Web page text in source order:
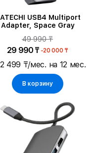
USB4 Multiport
Adapter, Space Gray
49 990 ₸
29 990 ₸ -20 000 ₸
499 ₸/мес. на 12 мес.
В корзину